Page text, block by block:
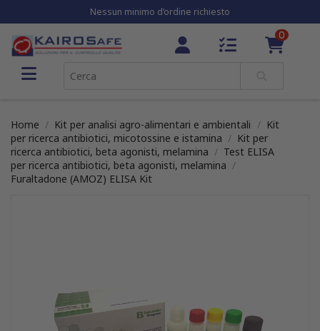
Nessun minimo d’ordine richiesto
0
Home Kit per analisi agro-alimentari e ambientali
Kit
per ricerca antibiotici, micotossine e istamina
Kit per
ricerca antibiotici, beta agonisti, melamina
Test ELISA
per ricerca antibiotici, beta agonisti, melamina
Furaltadone (AMOZ) ELISA Kit